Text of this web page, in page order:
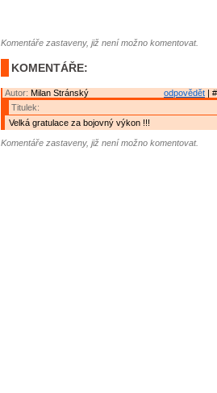
Komentáře zastaveny, již není možno komentovat.
KOMENTÁŘE:
odpovědět |
Autor: Milan Stránský
Titulek:
Velká gratulace za bojovný výkon !!!
Komentáře zastaveny, již není možno komentovat.